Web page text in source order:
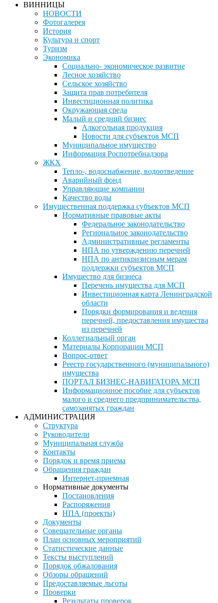
ВИННИЦЫ
НОВОСТИ
Фотогалерея
История
Культура и спорт
Туризм
Экономика
Социально- экономическое развитие
Лесное хозяйство
Сельское хозяйство
Защита прав потребителя
Инвестиционная политика
Окружающая среда
Малый и средний бизнес
Алкогольная продукция
Новости для субъектов МСП
Муниципальное имущество
Информация Роспотребнадзора
ЖКХ
Тепло-, водоснабжение, водоотведение
Аварийный фонд
Управляющие компании
Качество воды
Имущественная поддержка субъектов МСП
Нормативные правовые акты
Федеральное законодательство
Региональное законодательство
Административные регламенты
НПА по утверждению перечней
НПА по антикризисным мерам
поддержки субъектов МСП
Имущество для бизнеса
Перечень имущества для МСП
Инвестиционная карта Ленинградской
области
Порядки формирования и ведения
перечней, предоставления имущества
из перечней
Коллегиальный орган
Материалы Корпорации МСП
Вопрос-ответ
Реестр государственного (муниципального)
имущества
ПОРТАЛ БИЗНЕС-НАВИГАТОРА МСП
Информационное пособие для субъектов
малого и среднего предпринимательства,
самозанятых граждан
АДМИНИСТРАЦИЯ
Структура
Руководители
Муниципальная служба
Контакты
Порядок и время приема
Обращения граждан
Интернет-приемная
Нормативные документы
Постановления
Распоряжения
НПА (проекты)
Документы
Совещательные органы
План основных мероприятий
Статистические данные
Тексты выступлений
Порядок обжалования
Обзоры обращений
Предоставляемые льготы
Проверки
Результаты проверок